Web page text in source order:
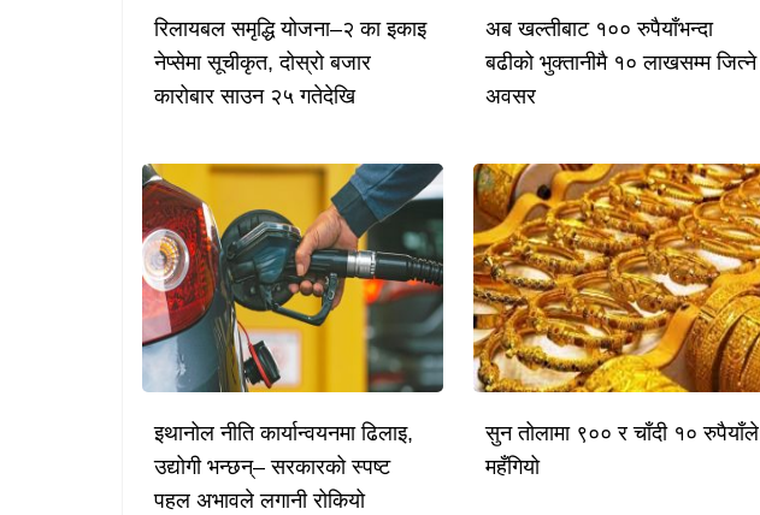
रिलायबल समृद्धि योजना–२ का इकाइ
नेप्सेमा सूचीकृत, दोस्रो बजार
कारोबार साउन २५ गतेदेखि
अब खल्तीबाट १०० रुपैयाँभन्दा
बढीको भुक्तानीमै १० लाखसम्म जित्ने
अवसर
इथानोल नीति कार्यान्वयनमा ढिलाइ,
उद्योगी भन्छन्– सरकारको स्पष्ट
पहल अभावले लगानी रोकियो
सुन तोलामा ९०० र चाँदी १० रुपैयाँले
महँगियो